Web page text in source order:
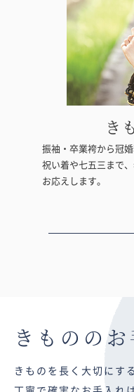
き
振袖・卒業袴から冠
祝い着や七五三まで
お応えします。
きものの
きものを長く大切にす